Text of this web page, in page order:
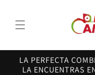
al contenido
LA PERFECTA
LA ENCUENTRAS